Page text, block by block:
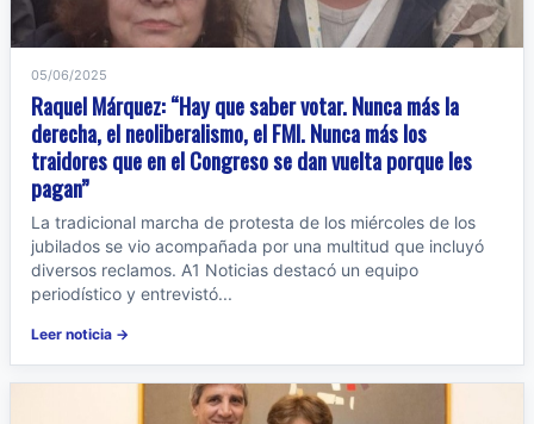
05/06/2025
Raquel Márquez: “Hay que saber votar. Nunca más la
derecha, el neoliberalismo, el FMI. Nunca más los
traidores que en el Congreso se dan vuelta porque les
pagan”
La tradicional marcha de protesta de los miércoles de los
jubilados se vio acompañada por una multitud que incluyó
diversos reclamos. A1 Noticias destacó un equipo
periodístico y entrevistó...
Leer noticia →